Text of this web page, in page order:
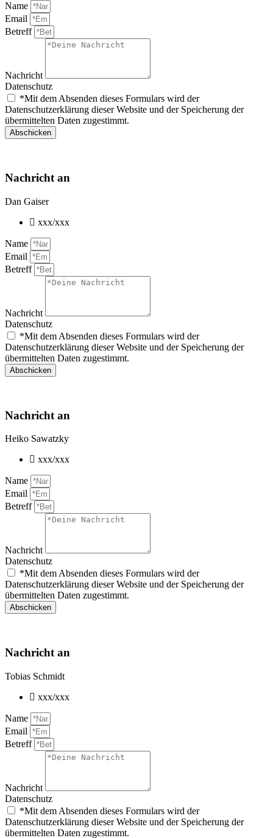
Name
Email
Betreff
Nachricht
Datenschutz
*Mit dem Absenden dieses Formulars wird der
Datenschutzerklärung dieser Website und der Speicherung der
übermittelten Daten zugestimmt.
Abschicken
Nachricht an
Dan Gaiser
xxx/xxx
Name
Email
Betreff
Nachricht
Datenschutz
*Mit dem Absenden dieses Formulars wird der
Datenschutzerklärung dieser Website und der Speicherung der
übermittelten Daten zugestimmt.
Abschicken
Nachricht an
Heiko Sawatzky
xxx/xxx
Name
Email
Betreff
Nachricht
Datenschutz
*Mit dem Absenden dieses Formulars wird der
Datenschutzerklärung dieser Website und der Speicherung der
übermittelten Daten zugestimmt.
Abschicken
Nachricht an
Tobias Schmidt
xxx/xxx
Name
Email
Betreff
Nachricht
Datenschutz
*Mit dem Absenden dieses Formulars wird der
Datenschutzerklärung dieser Website und der Speicherung der
übermittelten Daten zugestimmt.